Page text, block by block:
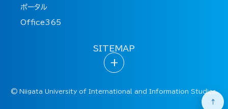
ポータル
Office365
SITEMAP
+
©Niigata University of International and Information Studies.
↑